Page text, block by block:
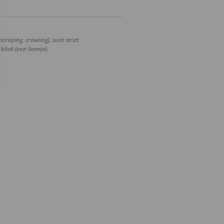
crawling), sunt strict
(vezi licența).